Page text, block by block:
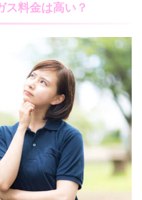
ス料金は高い？